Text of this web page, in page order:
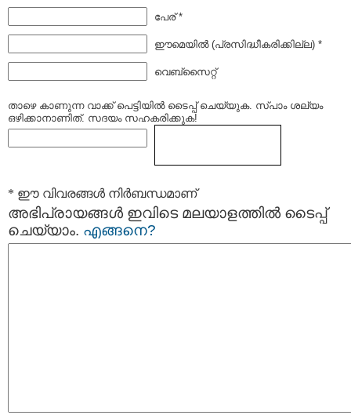
പേര് *
ഈമെയില്‍ (പ്രസിദ്ധീകരിക്കില്ല) *
വെബ്സൈറ്റ്
താഴെ കാണുന്ന വാക്ക് പെട്ടിയില്‍ ടൈപ്പ്‌ ചെയ്യുക. സ്പാം ശല്യം
ഒഴിക്കാനാണിത്. സദയം സഹകരിക്കുക!
* ഈ വിവരങ്ങള്‍ നിര്‍ബന്ധമാണ്
അഭിപ്രായങ്ങള്‍ ഇവിടെ മലയാളത്തില്‍ ടൈപ്പ്
ചെയ്യാം. എങ്ങനെ?